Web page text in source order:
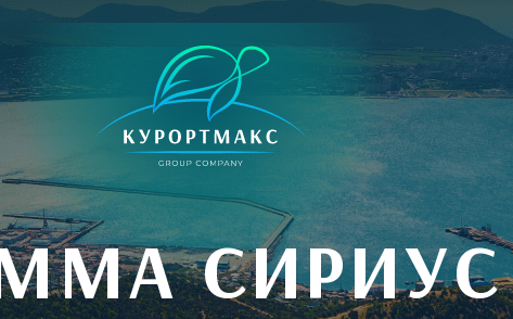
СИРИУС